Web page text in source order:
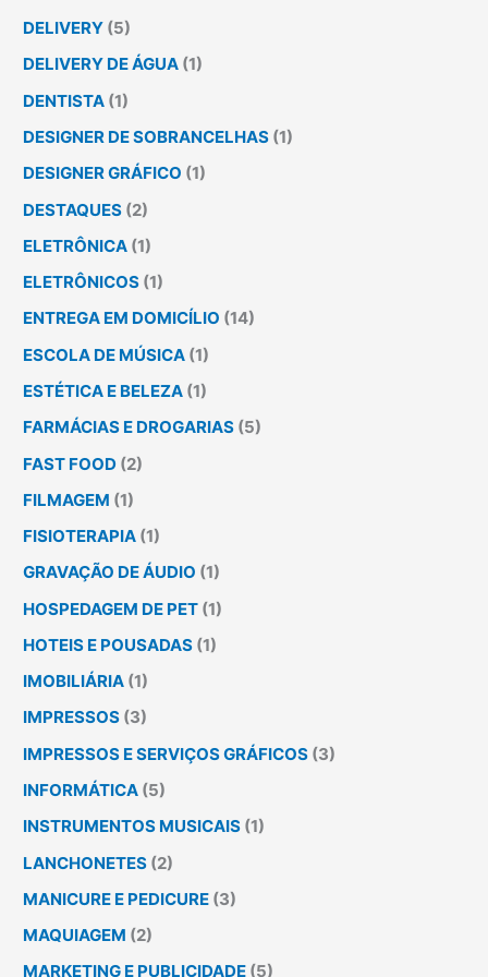
DELIVERY (5)
DELIVERY DE ÁGUA (1)
DENTISTA (1)
DESIGNER DE SOBRANCELHAS (1)
DESIGNER GRÁFICO (1)
DESTAQUES (2)
ELETRÔNICA (1)
ELETRÔNICOS (1)
ENTREGA EM DOMICÍLIO (14)
ESCOLA DE MÚSICA (1)
ESTÉTICA E BELEZA (1)
FARMÁCIAS E DROGARIAS (5)
FAST FOOD (2)
FILMAGEM (1)
FISIOTERAPIA (1)
GRAVAÇÃO DE ÁUDIO (1)
HOSPEDAGEM DE PET (1)
HOTEIS E POUSADAS (1)
IMOBILIÁRIA (1)
IMPRESSOS (3)
IMPRESSOS E SERVIÇOS GRÁFICOS (3)
INFORMÁTICA (5)
INSTRUMENTOS MUSICAIS (1)
LANCHONETES (2)
MANICURE E PEDICURE (3)
MAQUIAGEM (2)
MARKETING E PUBLICIDADE (5)